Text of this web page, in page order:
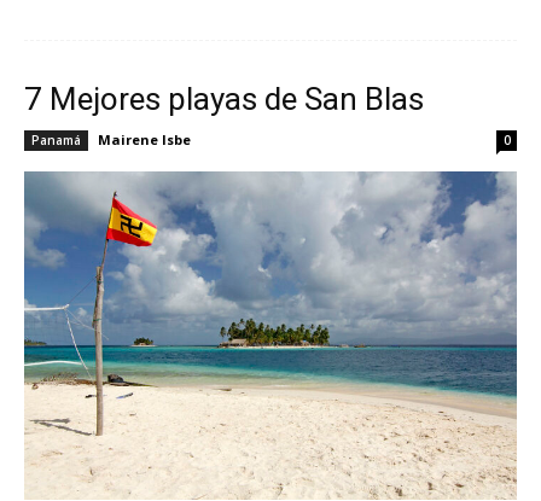
7 Mejores playas de San Blas
Panamá Mairene Isbe 0